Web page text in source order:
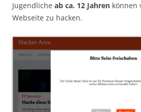
Jugendliche ab ca. 12 Jahren können
Webseite zu hacken.